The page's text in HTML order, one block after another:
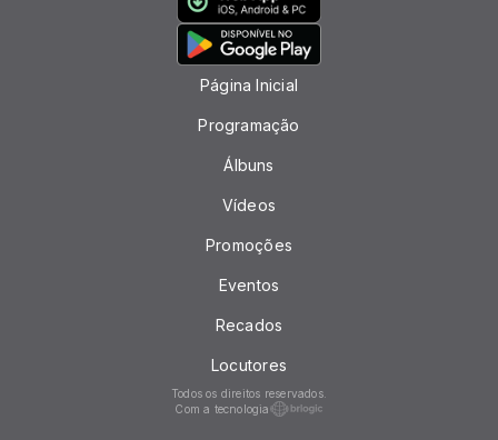
Página Inicial
Programação
Álbuns
Vídeos
Promoções
Eventos
Recados
Locutores
Todos os direitos reservados.
Com a tecnologia